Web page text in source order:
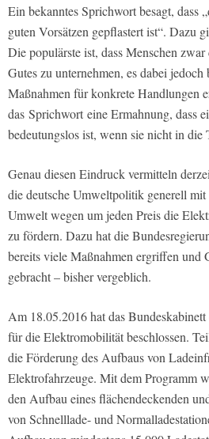
Ein bekanntes Sprichwort besagt, dass
guten Vorsätzen gepflastert ist“. Dazu
Die populärste ist, dass Menschen
Gutes zu unternehmen, es dabei
Maßnahmen für konkrete Handlungen
das Sprichwort eine Ermahnung, dass
bedeutungslos ist, wenn sie nicht in die
Genau diesen Eindruck vermitteln
die deutsche Umweltpolitik generell
Umwelt wegen um jeden Preis die
zu fördern. Dazu hat die
bereits viele Maßnahmen ergriffen und
gebracht – bisher vergeblich.
Am 18.05.2016 hat das
für die Elektromobilität beschlossen.
die Förderung des Aufbaus von
Elektrofahrzeuge. Mit dem Programm
den Aufbau eines flächendeckenden
von Schnelllade- und